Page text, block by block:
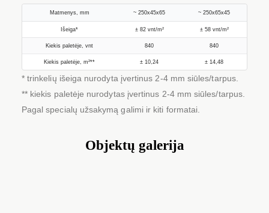
Matmenys, mm ~ 250x45x65 ~ 250x65x45
Išeiga* ± 82 vnt/m² ± 58 vnt/m²
Kiekis paletėje, vnt 840 840
Kiekis paletėje, m²** ± 10,24 ± 14,48
* trinkelių išeiga nurodyta įvertinus 2-4 mm siūles/tarpus.
** kiekis paletėje nurodytas įvertinus 2-4 mm siūles/tarpus.
Pagal specialų užsakymą galimi ir kiti formatai.
Objektų galerija